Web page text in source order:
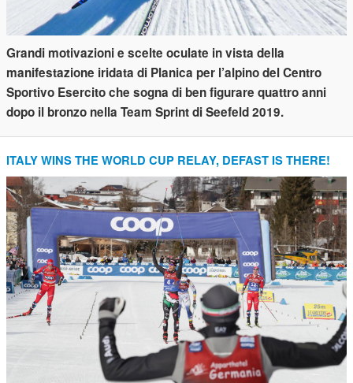
Grandi motivazioni e scelte oculate in vista della
manifestazione iridata di Planica per l’alpino del Centro
Sportivo Esercito che sogna di ben figurare quattro anni
dopo il bronzo nella Team Sprint di Seefeld 2019.
ITALY WINS THE WORLD CUP RELAY, DEFAST IS THERE!